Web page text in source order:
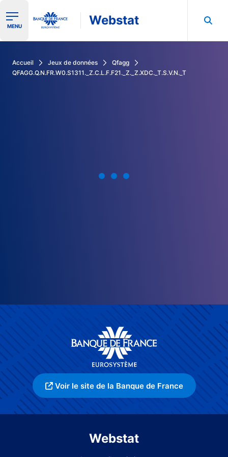
Ouvrir le menu de navigation
MENU Webstat
Accueil Jeux de données
Qfagg
QFAGG.Q.N.FR.W0.S1311._Z.C.L.F.F21._Z._Z.XDC._T.S.V.N._T
Voir le site de la Banque de France
Webstat